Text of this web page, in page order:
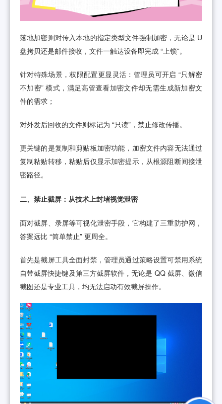
落地加密则对传入本地的指定类型文件强制加密，无论是 U
盘拷贝还是邮件接收，文件一触达设备即完成 “上锁”。
针对特殊场景，权限配置更显灵活：管理员可开启 “只解密
不加密” 模式，满足高管查看加密文件却无需生成新加密文
件的需求；
对外发后回收的文件则标记为 “只读”，禁止修改传播。
更关键的是复制和剪贴板加密功能，加密文件内容无法通过
复制粘贴转移，粘贴后仅显示加密提示，从根源阻断间接泄
密路径。
二、禁止截屏：从技术上封堵视觉泄密
面对截屏、录屏等可视化泄密手段，它构建了三重防护网，
答案远比 “简单禁止” 更周全。
首先是截屏工具全面封禁，管理员通过策略设置可禁用系统
自带截屏快捷键及第三方截屏软件，无论是 QQ 截屏、微信
截图还是专业工具，均无法启动有效截屏操作。